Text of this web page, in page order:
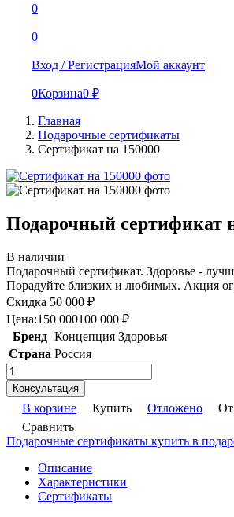
0
0
Вход / РегистрацияМой аккаунт
0Корзина0 ₽
Главная
Подарочные сертификаты
Сертификат на 150000
Подарочный сертификат
В наличии
Подарочный сертификат. Здоровье -
Порадуйте близких и любимых. Акция
Скидка 50 000 ₽
Цена:150 000100 000 ₽
Бренд Концепция Здоровья
Страна Россия
Консультация
В корзине Купить Отложено
Сравнить
Подарочные сертификаты купить в
Описание
Характеристики
Сертификаты